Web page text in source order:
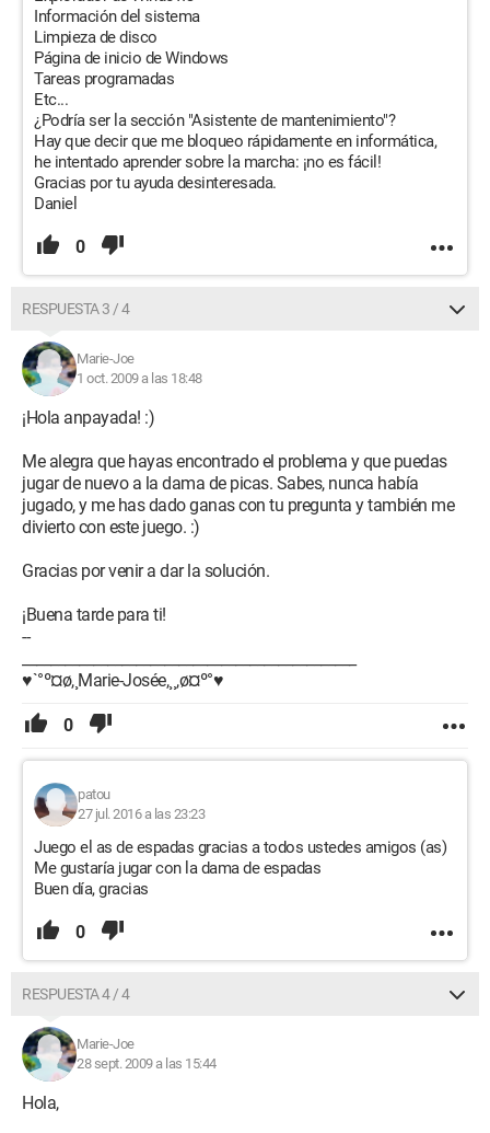
Información del sistema
Limpieza de disco
Página de inicio de Windows
Tareas programadas
Etc...
¿Podría ser la sección "Asistente de mantenimiento"?
Hay que decir que me bloqueo rápidamente en informática,
he intentado aprender sobre la marcha: ¡no es fácil!
Gracias por tu ayuda desinteresada.
Daniel
0
RESPUESTA 3 / 4
Marie-Joe
1 oct. 2009 a las 18:48
¡Hola anpayada! :)
Me alegra que hayas encontrado el problema y que puedas
jugar de nuevo a la dama de picas. Sabes, nunca había
jugado, y me has dado ganas con tu pregunta y también me
divierto con este juego. :)
Gracias por venir a dar la solución.
¡Buena tarde para ti!
--
♥`°º¤ø,¸Marie-Josée,¸¸,ø¤º°♥
0
patou
27 jul. 2016 a las 23:23
Juego el as de espadas gracias a todos ustedes amigos (as)
Me gustaría jugar con la dama de espadas
Buen día, gracias
0
RESPUESTA 4 / 4
Marie-Joe
28 sept. 2009 a las 15:44
Hola,